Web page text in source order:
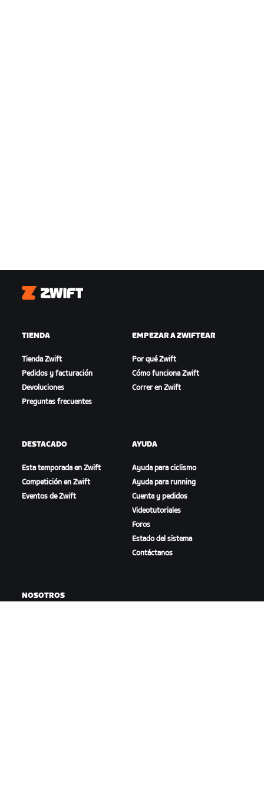
Zwift
TIENDA
Tienda Zwift
Pedidos y facturación
Devoluciones
Preguntas frecuentes
EMPEZAR A ZWIFTEAR
Por qué Zwift
Cómo funciona Zwift
Correr en Zwift
DESTACADO
Esta temporada en Zwift
Competición en Zwift
Eventos de Zwift
AYUDA
Ayuda para ciclismo
Ayuda para running
Cuenta y pedidos
Videotutoriales
Foros
Estado del sistema
Contáctanos
NOSOTROS